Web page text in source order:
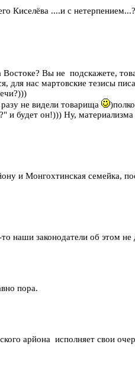
Киселёва ....и с
Востоке? Вы не подскажете,
нас мартовские тезисы
не видели товарища
и будет он!))) Ну,
и Монгохтинская семейка,
наши законодатели об этом не
пора.
арйона исполняет свои